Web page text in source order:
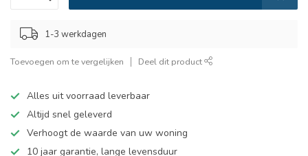
1-3 werkdagen
Toevoegen om te vergelijken Deel dit product
Alles uit voorraad leverbaar
Altijd snel geleverd
Verhoogt de waarde van uw woning
10 jaar garantie, lange levensduur